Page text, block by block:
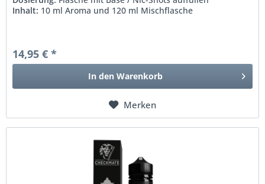
Inhalt: 10 ml Aroma und 120 ml Mischflasche
14,95 € *
In den Warenkorb
Merken